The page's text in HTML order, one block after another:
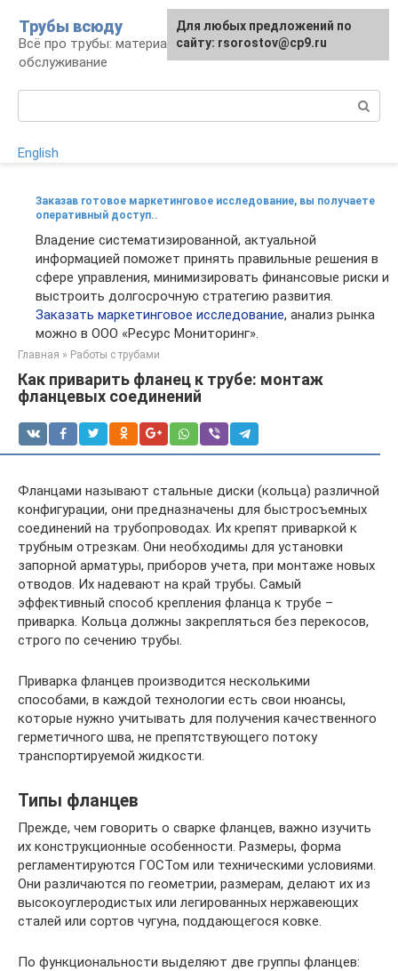
контенту
Трубы всюду
Всё про трубы: материалы, монтаж и
обслуживание
English
Заказав готовое маркетинговое исследование, вы получаете
оперативный доступ..
Владение систематизированной, актуальной
информацией поможет принять правильные решения в
сфере управления, минимизировать финансовые риски и
выстроить долгосрочную стратегию развития.
Заказать маркетинговое исследование, анализ рынка
можно в ООО «Ресурс Мониторинг».
Главная » Работы с трубами
Как приварить фланец к трубе: монтаж
фланцевых соединений
Фланцами называют стальные диски (кольца) различной
конфигурации, они предназначены для быстросъемных
соединений на трубопроводах. Их крепят приваркой к
трубным отрезкам. Они необходимы для установки
запорной арматуры, приборов учета, при монтаже новых
отводов. Их надевают на край трубы. Самый
эффективный способ крепления фланца к трубе –
приварка. Кольца должны закрепляться без перекосов,
строго по сечению трубы.
Приварка фланцев производится несколькими
способами, в каждой технологии есть свои нюансы,
которые нужно учитывать для получения качественного
герметичного шва, не препятствующего потоку
транспортируемой жидкости.
Типы фланцев
Прежде, чем говорить о сварке фланцев, важно изучить
их конструкционные особенности. Размеры, форма
регламентируются ГОСТом или техническими условиями.
Они различаются по геометрии, размерам, делают их из
высокоуглеродистых или легированных нержавеющих
сталей или сортов чугуна, поддающегося ковке.
По функциональности выделяют две группы фланцев:
Для любых предложений по
сайту: rsorostov@cp9.ru